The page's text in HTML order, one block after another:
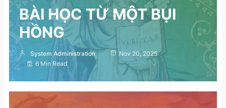
BÀI HỌC TỪ MỘT BỤI
HỒNG
System Administration
Nov 20, 2025
6 Min Read